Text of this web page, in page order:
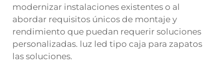
modernizar instalaciones existentes o al
abordar requisitos únicos de montaje y
rendimiento que puedan requerir soluciones
personalizadas. luz led tipo caja para zapatos
las soluciones.